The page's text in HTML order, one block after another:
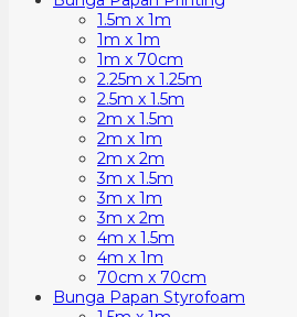
1.5m x 1m
1m x 1m
1m x 70cm
2.25m x 1.25m
2.5m x 1.5m
2m x 1.5m
2m x 1m
2m x 2m
3m x 1.5m
3m x 1m
3m x 2m
4m x 1.5m
4m x 1m
70cm x 70cm
Bunga Papan Styrofoam